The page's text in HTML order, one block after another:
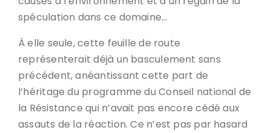
spéculation dans ce domaine…
À elle seule, cette feuille de route
représenterait déjà un basculement sans
précédent, anéantissant cette part de
l’héritage du programme du Conseil national de
la Résistance qui n’avait pas encore cédé aux
assauts de la réaction. Ce n’est pas par hasard